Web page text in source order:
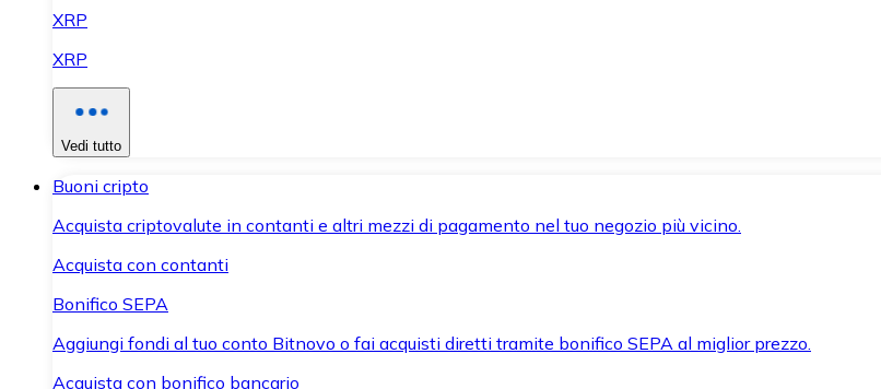
XRP
XRP
Vedi tutto
Buoni cripto
Acquista criptovalute in contanti e altri mezzi di pagamento nel tuo negozio più vicino.
Acquista con contanti
Bonifico SEPA
Aggiungi fondi al tuo conto Bitnovo o fai acquisti diretti tramite bonifico SEPA al miglior prezzo.
Acquista con bonifico bancario